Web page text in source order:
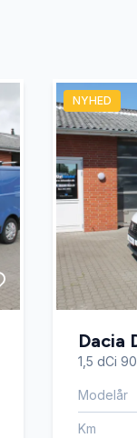
NYHED
Dacia
1,5 dCi
Modelår
Km